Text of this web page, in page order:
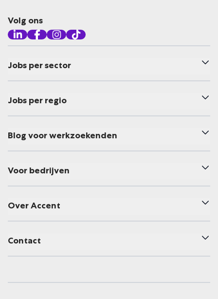
Volg ons
Jobs per sector
Jobs per regio
Blog voor werkzoekenden
Voor bedrijven
Over Accent
Contact